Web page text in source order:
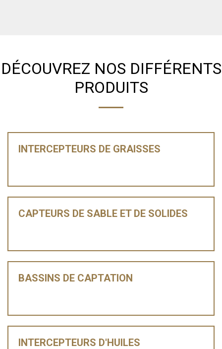
DÉCOUVREZ NOS DIFFÉRENTS
PRODUITS
INTERCEPTEURS DE GRAISSES
CAPTEURS DE SABLE ET DE SOLIDES
BASSINS DE CAPTATION
INTERCEPTEURS D'HUILES